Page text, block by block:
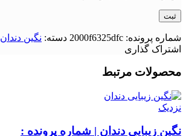
شماره پرونده: 2000f6325dfc دسته: نگین دندان
اشتراک گذاری
محصولات مرتبط
نزدیک
نگین زیبایی دندان | شماره پرونده :